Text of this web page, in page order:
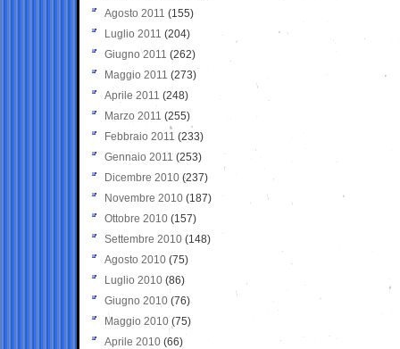
Agosto 2011 (155)
Luglio 2011 (204)
Giugno 2011 (262)
Maggio 2011 (273)
Aprile 2011 (248)
Marzo 2011 (255)
Febbraio 2011 (233)
Gennaio 2011 (253)
Dicembre 2010 (237)
Novembre 2010 (187)
Ottobre 2010 (157)
Settembre 2010 (148)
Agosto 2010 (75)
Luglio 2010 (86)
Giugno 2010 (76)
Maggio 2010 (75)
Aprile 2010 (66)